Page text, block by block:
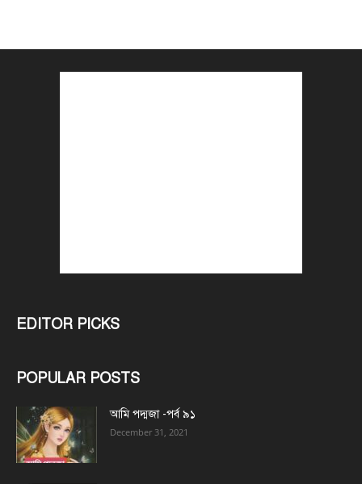
EDITOR PICKS
POPULAR POSTS
আমি পদ্মজা -পর্ব ৯১
December 31, 2021